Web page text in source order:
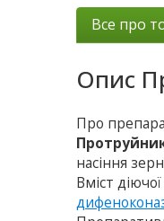
Все про
Опис
Про
насіння
Вміст